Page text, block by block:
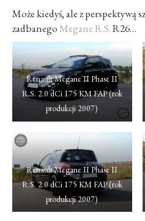
Może kiedyś, ale z perspektywą
zadbanegoMegane R.S.R26…
Renault Megane II Phase II
R.S. 2.0 dCi 175 KM FAP (rok
produkcji 2007)
Renault Megane II Phase II
R.S. 2.0 dCi 175 KM FAP (rok
produkcji 2007)